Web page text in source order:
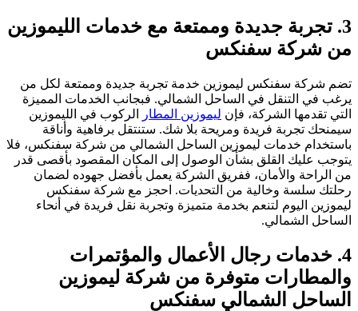
3. تجربة جديدة وممتعة مع خدمات الليموزين
من شركة سفنكس
تضم شركة سفنكس ليموزين خدمة تجربة جديدة وممتعة لكل من
يرغب في التنقل في الساحل الشمالي. فبجانب الخدمات المميزة
التي تقدمها الشركة، فإن ليموزين المطار
الركوب في الليموزين
سيمنحك تجربة فريدة ومريحة بلا شك. ستنتقل برفاهية وأناقة
باستخدام خدمات ليموزين الساحل الشمالي من شركة سفنكس، فلا
يتوجب عليك القلق بشأن الوصول إلى المكان المقصود بأقصى قدر
من الراحة والأمان، ففريق الشركة يعمل بأفضل جهوده لضمان
رحلتك سلسة وخالية من التحديات. احجز مع شركة سفنكس
ليموزين اليوم لتنعم بخدمة متميزة وتجربة نقل فريدة في أنحاء
الساحل الشمالي.
4. خدمات رجال الأعمال والمؤتمرات
والمطارات متوفرة من شركة ليموزين
الساحل الشمالي سفنكس